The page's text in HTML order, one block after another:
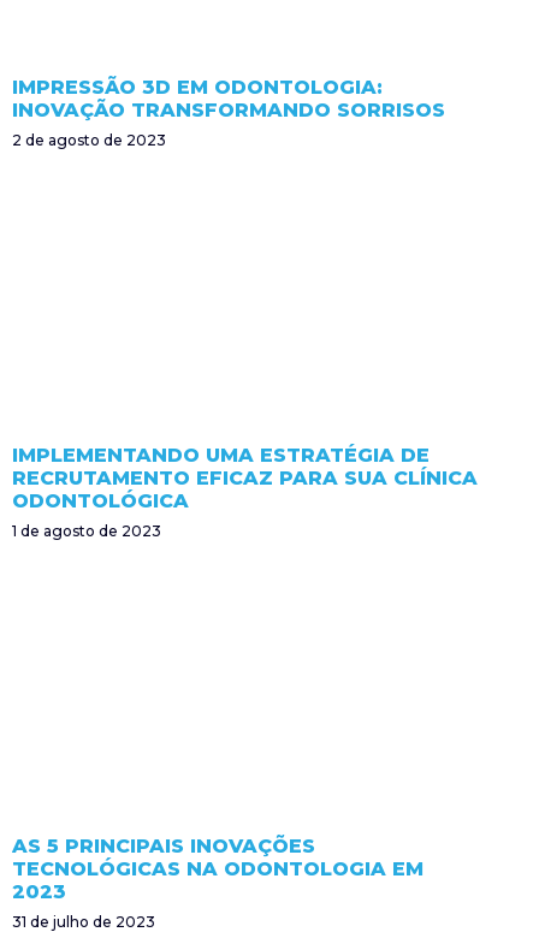
IMPRESSÃO 3D EM ODONTOLOGIA:
INOVAÇÃO TRANSFORMANDO SORRISOS
2 de agosto de 2023
IMPLEMENTANDO UMA ESTRATÉGIA DE
RECRUTAMENTO EFICAZ PARA SUA CLÍNICA
ODONTOLÓGICA
1 de agosto de 2023
AS 5 PRINCIPAIS INOVAÇÕES
TECNOLÓGICAS NA ODONTOLOGIA EM
2023
31 de julho de 2023